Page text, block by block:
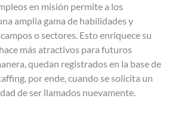
en misión permite a los
amplia gama de habilidades y
o sectores. Esto enriquece su
más atractivos para futuros
quedan registrados en la base de
por ende, cuando se solicita un
de ser llamados nuevamente.